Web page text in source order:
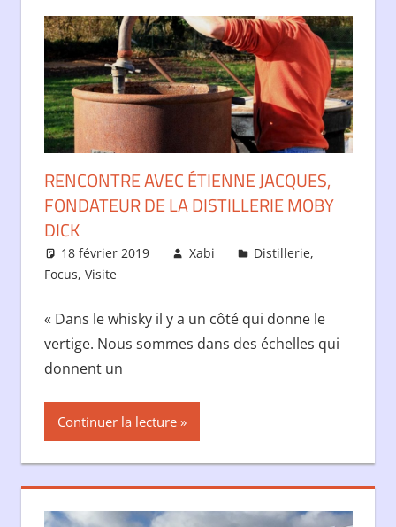
RENCONTRE AVEC ÉTIENNE JACQUES,
FONDATEUR DE LA DISTILLERIE MOBY
DICK
18 février 2019 Xabi Distillerie,
Focus, Visite
« Dans le whisky il y a un côté qui donne le
vertige. Nous sommes dans des échelles qui
donnent un
Continuer la lecture